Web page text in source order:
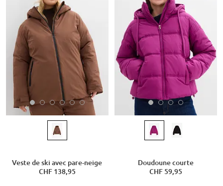
Veste de ski avec pare-neige
CHF 138,95
Doudoune courte
CHF 59,95